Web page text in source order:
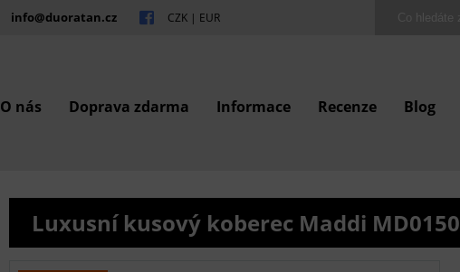
info@duoratan.cz CZK | EUR
O nás Doprava zdarma Informace Recenze Blog
Luxusní kusový koberec Maddi MD0150